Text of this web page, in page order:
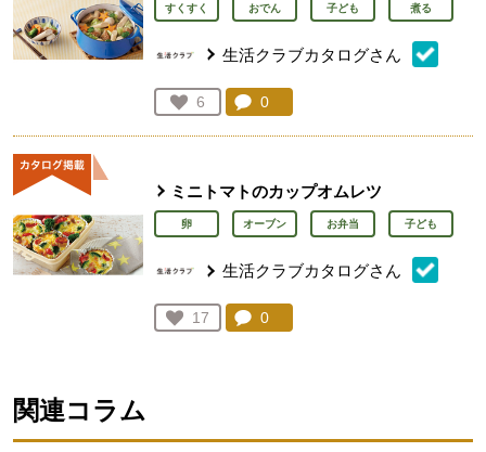
すくすく おでん 子ども 煮る
生活クラブカタログさん
お気に入り登録：
6
人が登録
コメント：
0
ミニトマトのカップオムレツ
卵 オーブン お弁当 子ども
生活クラブカタログさん
お気に入り登録：
17
人が登録
コメント：
0
関連コラム